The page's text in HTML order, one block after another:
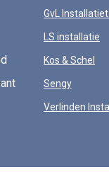
GvL
LS installatie
Kos & Schel
Sengy
Verlinden